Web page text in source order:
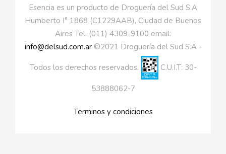
Esencia es un producto de Droguería del Sud S.A
Humberto I° 1868 (C1229AAB), Ciudad de Buenos
Aires Tel. (011) 4309-9100 email:
info@delsud.com.ar©2021 Droguería del Sud S.A -
Todos los derechos reservados. C.U.I.T: 30-
53888062-7
Terminos y condiciones